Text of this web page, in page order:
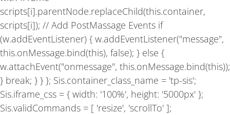
scripts[i].parentNode.replaceChild(this.container,
scripts[i]); // Add PostMassage Events if
(w.addEventListener) { w.addEventListener("message",
this.onMessage.bind(this), false); } else {
w.attachEvent("onmessage", this.onMessage.bind(this));
} break; } } }; Sis.container_class_name = 'tp-sis';
Sis.iframe_css = { width: '100%', height: '5000px' };
Sis.validCommands = [ 'resize', 'scrollTo' ];